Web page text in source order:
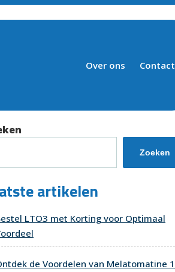
Over ons Contact
Zoeken
artikelen
LTO3 met Korting voor Optimaal
de Voordelen van Melatomatine 1